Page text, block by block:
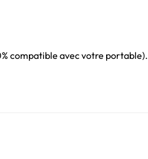
compatible avec votre portable).